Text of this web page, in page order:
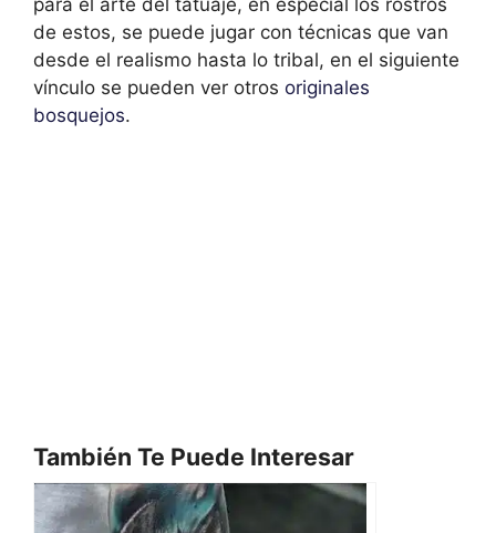
de estos, se puede jugar con técnicas que van
desde el realismo hasta lo tribal, en el siguiente
vínculo se pueden ver otros originales
bosquejos.
También Te Puede Interesar